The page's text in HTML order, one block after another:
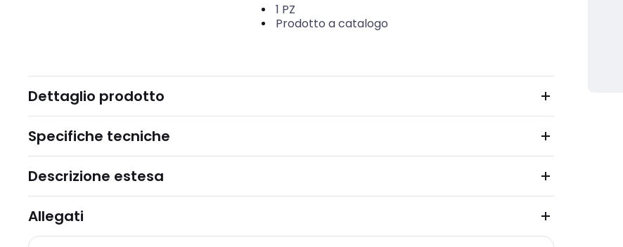
1 PZ
Prodotto a catalogo
Dettaglio prodotto
Specifiche tecniche
Descrizione estesa
Allegati